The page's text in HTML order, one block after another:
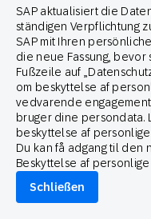
SAP aktualisiert die
ständigen Verpflichtung
SAP mit Ihren
die neue Fassung, bevor
Fußzeile auf
om beskyttelse af
vedvarende
bruger dine
beskyttelse af
Du kan få adgang til
Beskyttelse af
Schließen
Strategien und Taktiken
Technologieintegrationen
Customer Lifecycle Marketing
Mobile Wallet
Conversational Messaging
In Store
Lösungen entdecken
E-Commerce
Reise- und Tourismusbranche
Medien und Kommunikation
Erfolgsgeschichten
Unternehmen
Warum SAP Engagement
SAP Engagement Cloud und
Support
Karriere
Kontaktieren Sie uns
PARTNER
Partner Connect Ecosystem
Partner*in werden
Werbeintegrationen
Google-Integrationen
Ressourcen
Überblick
Blog
Wonach andere gesucht
Handelsmarketing-Lösung
Omnichannel-Marketinglösung
Content Hubs
Engage with SAP ONLINE
Informationen zur Website